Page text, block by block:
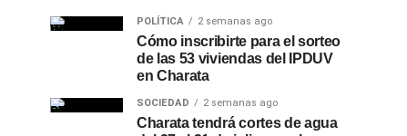
POLÍTICA 2 semanas ago
Cómo inscribirte para el sorteo
de las 53 viviendas del IPDUV
en Charata
SOCIEDAD 2 semanas ago
Charata tendrá cortes de agua